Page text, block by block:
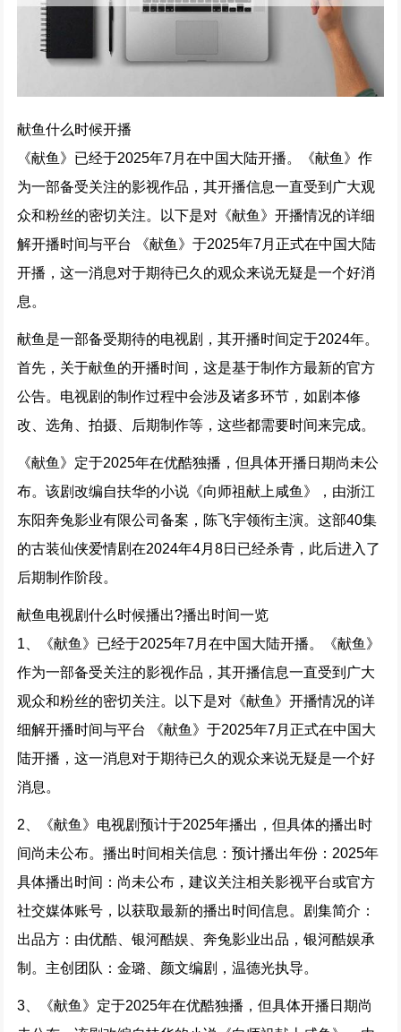
献鱼什么时候开播
《献鱼》已经于2025年7月在中国大陆开播。《献鱼》作
为一部备受关注的影视作品，其开播信息一直受到广大观
众和粉丝的密切关注。以下是对《献鱼》开播情况的详细
解开播时间与平台 《献鱼》于2025年7月正式在中国大陆
开播，这一消息对于期待已久的观众来说无疑是一个好消
息。
献鱼是一部备受期待的电视剧，其开播时间定于2024年。
首先，关于献鱼的开播时间，这是基于制作方最新的官方
公告。电视剧的制作过程中会涉及诸多环节，如剧本修
改、选角、拍摄、后期制作等，这些都需要时间来完成。
《献鱼》定于2025年在优酷独播，但具体开播日期尚未公
布。该剧改编自扶华的小说《向师祖献上咸鱼》，由浙江
东阳奔兔影业有限公司备案，陈飞宇领衔主演。这部40集
的古装仙侠爱情剧在2024年4月8日已经杀青，此后进入了
后期制作阶段。
献鱼电视剧什么时候播出?播出时间一览
1、《献鱼》已经于2025年7月在中国大陆开播。《献鱼》
作为一部备受关注的影视作品，其开播信息一直受到广大
观众和粉丝的密切关注。以下是对《献鱼》开播情况的详
细解开播时间与平台 《献鱼》于2025年7月正式在中国大
陆开播，这一消息对于期待已久的观众来说无疑是一个好
消息。
2、《献鱼》电视剧预计于2025年播出，但具体的播出时
间尚未公布。播出时间相关信息：预计播出年份：2025年
具体播出时间：尚未公布，建议关注相关影视平台或官方
社交媒体账号，以获取最新的播出时间信息。剧集简介：
出品方：由优酷、银河酷娱、奔兔影业出品，银河酷娱承
制。主创团队：金璐、颜文编剧，温德光执导。
3、《献鱼》定于2025年在优酷独播，但具体开播日期尚